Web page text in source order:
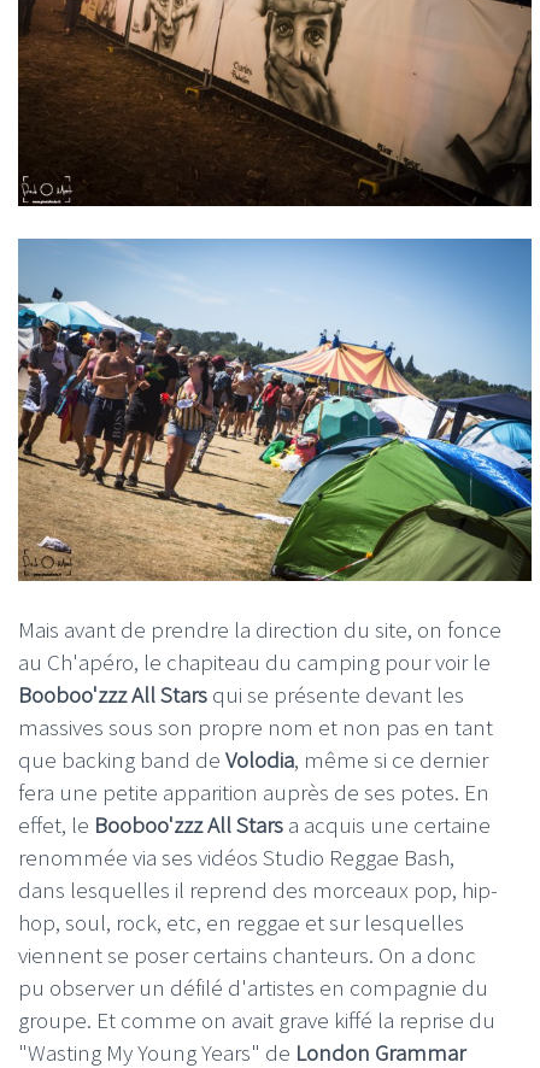
Mais avant de prendre la direction du site, on fonce
au Ch'apéro, le chapiteau du camping pour voir le
Booboo'zzz All Stars qui se présente devant les
massives sous son propre nom et non pas en tant
que backing band de Volodia, même si ce dernier
fera une petite apparition auprès de ses potes. En
effet, le Booboo'zzz All Stars a acquis une certaine
renommée via ses vidéos Studio Reggae Bash,
dans lesquelles il reprend des morceaux pop, hip-
hop, soul, rock, etc, en reggae et sur lesquelles
viennent se poser certains chanteurs. On a donc
pu observer un défilé d'artistes en compagnie du
groupe. Et comme on avait grave kiffé la reprise du
"Wasting My Young Years" de London Grammar